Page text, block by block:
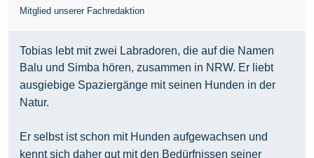
Mitglied unserer Fachredaktion
Tobias lebt mit zwei Labradoren, die auf die Namen
Balu und Simba hören, zusammen in NRW. Er liebt
ausgiebige Spaziergänge mit seinen Hunden in der
Natur.
Er selbst ist schon mit Hunden aufgewachsen und
kennt sich daher gut mit den Bedürfnissen seiner